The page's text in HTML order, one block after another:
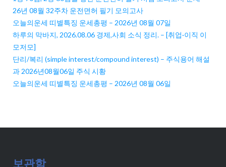
26년 08월 32주차 운전면허 필기 모의고사
오늘의운세 띠별특징 운세총평 – 2026년 08월 07일
하루의 막바지, 2026.08.06 경제,사회 소식 정리. – [취업·이직 이
모저모]
단리/복리 (simple interest/compound interest) – 주식용어 해설
과 2026년08월06일 주식 시황
오늘의운세 띠별특징 운세총평 – 2026년 08월 06일
보관함